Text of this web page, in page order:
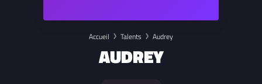
Accueil Talents Audrey
AUDREY